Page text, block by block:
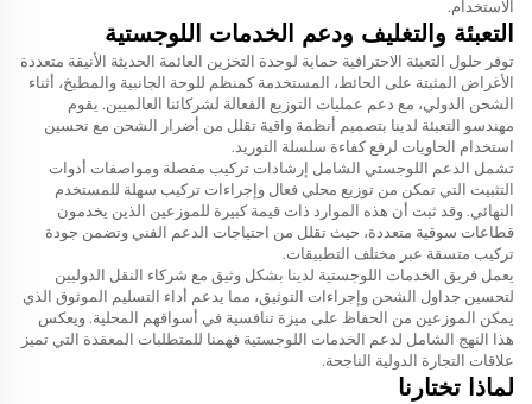
الاستخدام.
التعبئة والتغليف ودعم الخدمات اللوجستية
توفر حلول التعبئة الاحترافية حماية لوحدة التخزين العائمة الحديثة الأنيقة متعددة
الأغراض المثبتة على الحائط، المستخدمة كمنظم للوحة الجانبية والمطبخ، أثناء
الشحن الدولي، مع دعم عمليات التوزيع الفعالة لشركائنا العالميين. يقوم
مهندسو التعبئة لدينا بتصميم أنظمة واقية تقلل من أضرار الشحن مع تحسين
استخدام الحاويات لرفع كفاءة سلسلة التوريد.
تشمل الدعم اللوجستي الشامل إرشادات تركيب مفصلة ومواصفات أدوات
التثبيت التي تمكن من توزيع محلي فعال وإجراءات تركيب سهلة للمستخدم
النهائي. وقد ثبت أن هذه الموارد ذات قيمة كبيرة للموزعين الذين يخدمون
قطاعات سوقية متعددة، حيث تقلل من احتياجات الدعم الفني وتضمن جودة
تركيب متسقة عبر مختلف التطبيقات.
يعمل فريق الخدمات اللوجستية لدينا بشكل وثيق مع شركاء النقل الدوليين
لتحسين جداول الشحن وإجراءات التوثيق، مما يدعم أداء التسليم الموثوق الذي
يمكن الموزعين من الحفاظ على ميزة تنافسية في أسواقهم المحلية. ويعكس
هذا النهج الشامل لدعم الخدمات اللوجستية فهمنا للمتطلبات المعقدة التي تميز
علاقات التجارة الدولية الناجحة.
لماذا تختارنا